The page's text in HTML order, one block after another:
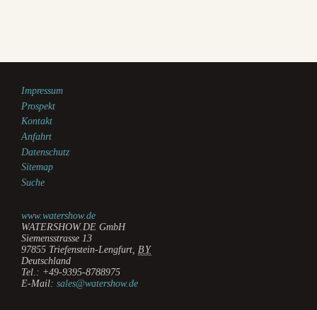
Impressum
Prospekt
Kontakt
Anfahrt
Datenschutz
Sitemap
Suche
www.watershow.de
WATERSHOW.DE GmbH
Siemensstrasse 13
97855 Triefenstein-Lengfurt BY
Deutschland
Tel.: +49-9395-8788975
E-Mail: sales@watershow.de